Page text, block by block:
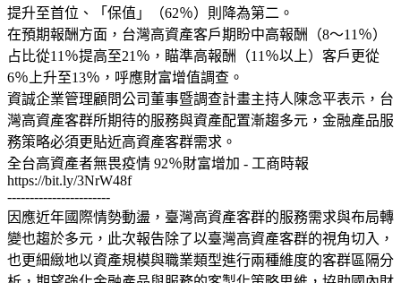
提升至首位、「保值」（62％）則降為第二。
在預期報酬方面，台灣高資產客戶期盼中高報酬（8～11％）
占比從11％提高至21％，瞄準高報酬（11％以上）客戶更從
6％上升至13％，呼應財富增值調查。
資誠企業管理顧問公司董事暨調查計畫主持人陳念平表示，台
灣高資產客群所期待的服務與資產配置漸趨多元，金融產品服
務策略必須更貼近高資產客群需求。
全台高資產者無畏疫情 92％財富增加 - 工商時報
https://bit.ly/3NrW48f
-----------------------
因應近年國際情勢動盪，臺灣高資產客群的服務需求與布局轉
變也趨於多元，此次報告除了以臺灣高資產客群的視角切入，
也更細緻地以資產規模與職業類型進行兩種維度的客群區隔分